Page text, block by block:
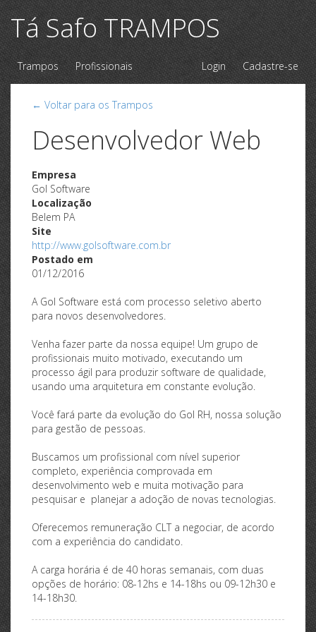
Tá Safo TRAMPOS
Trampos Profissionais Login Cadastre-se
← Voltar para os Trampos
Desenvolvedor Web
Empresa
Gol Software
Localização
Belem PA
Site
http://www.golsoftware.com.br
Postado em
01/12/2016
A Gol Software está com processo seletivo aberto
para novos desenvolvedores.
Venha fazer parte da nossa equipe! Um grupo de
profissionais muito motivado, executando um
processo ágil para produzir software de qualidade,
usando uma arquitetura em constante evolução.
Você fará parte da evolução do Gol RH, nossa solução
para gestão de pessoas.
Buscamos um profissional com nível superior
completo, experiência comprovada em
desenvolvimento web e muita motivação para
pesquisar e planejar a adoção de novas tecnologias.
Oferecemos remuneração CLT a negociar, de acordo
com a experiência do candidato.
A carga horária é de 40 horas semanais, com duas
opções de horário: 08-12hs e 14-18hs ou 09-12h30 e
14-18h30.